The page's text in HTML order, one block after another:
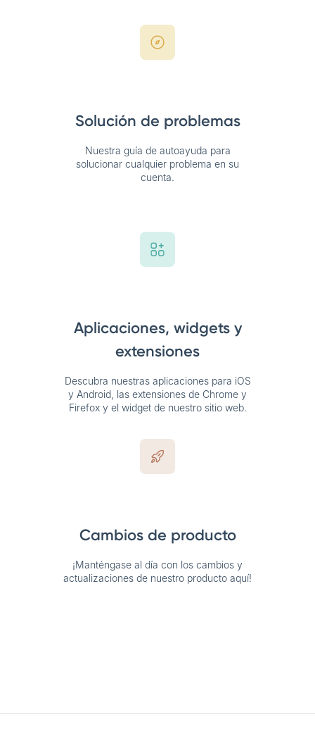
Solución de problemas
Nuestra guía de autoayuda para
solucionar cualquier problema en su
cuenta.
Aplicaciones, widgets y
extensiones
Descubra nuestras aplicaciones para iOS
y Android, las extensiones de Chrome y
Firefox y el widget de nuestro sitio web.
Cambios de producto
¡Manténgase al día con los cambios y
actualizaciones de nuestro producto aquí!